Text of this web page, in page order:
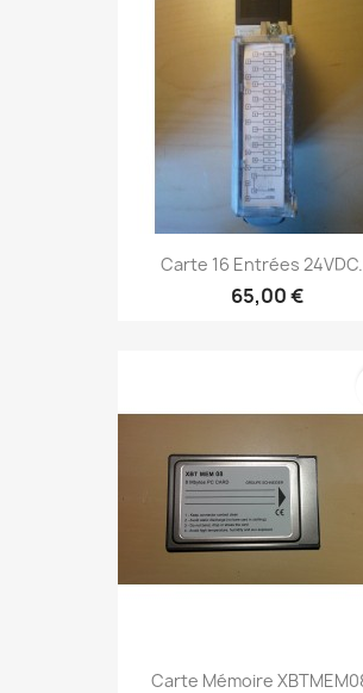
Carte 16 Entrées
65,00 €
Carte Mémoire